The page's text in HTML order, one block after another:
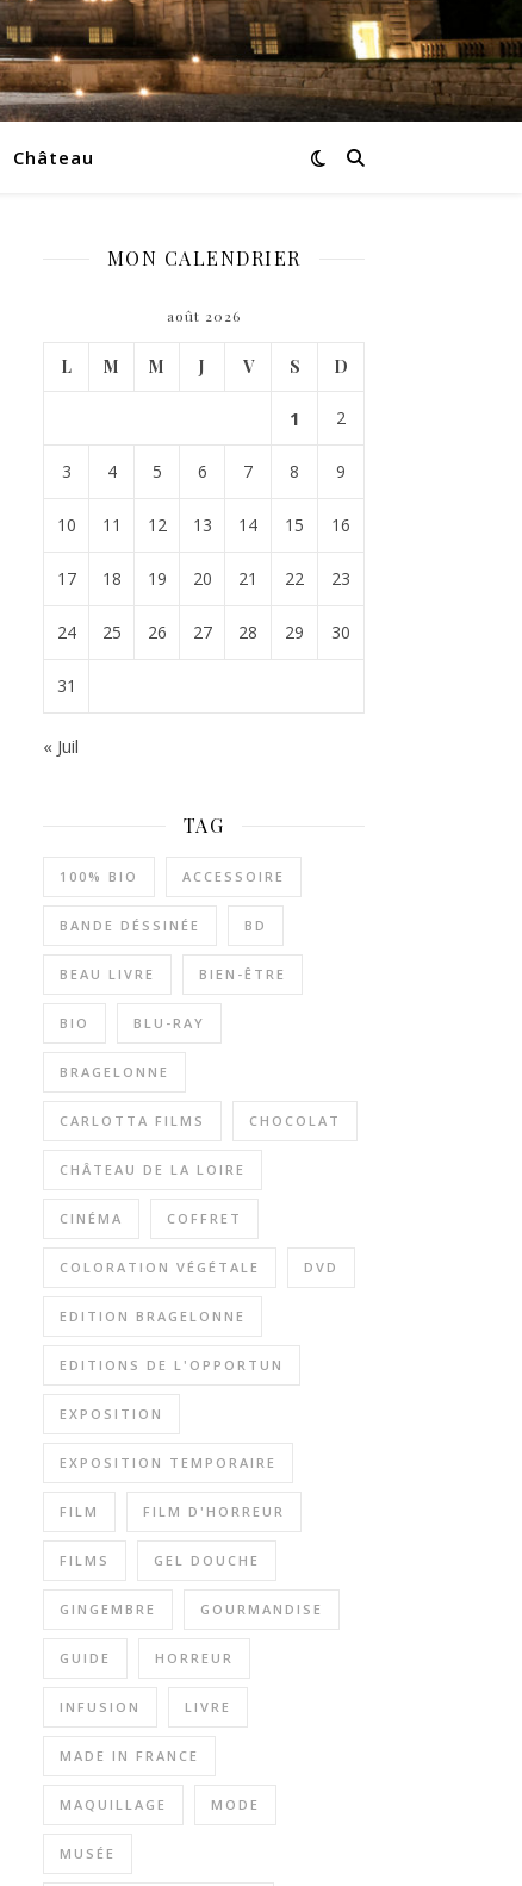
Château
MON CALENDRIER
août 2026
L M M J V S D
1 2
3 4 5 6 7 8 9
10 11 12 13 14 15 16
17 18 19 20 21 22 23
24 25 26 27 28 29 30
31
« Juil
TAG
100% BIO ACCESSOIRE
BANDE DÉSSINÉE BD
BEAU LIVRE BIEN-ÊTRE
BIO BLU-RAY
BRAGELONNE
CARLOTTA FILMS CHOCOLAT
CHÂTEAU DE LA LOIRE
CINÉMA COFFRET
COLORATION VÉGÉTALE DVD
EDITION BRAGELONNE
EDITIONS DE L'OPPORTUN
EXPOSITION
EXPOSITION TEMPORAIRE
FILM FILM D'HORREUR
FILMS GEL DOUCHE
GINGEMBRE GOURMANDISE
GUIDE HORREUR
INFUSION LIVRE
MADE IN FRANCE
MAQUILLAGE MODE
MUSÉE